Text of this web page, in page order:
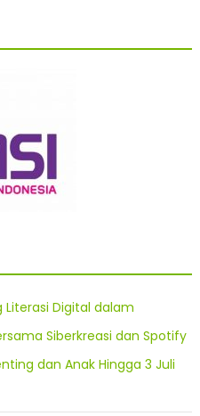
Literasi Digital dalam
Siberkreasi dan Spotify
dan Anak Hingga 3 Juli